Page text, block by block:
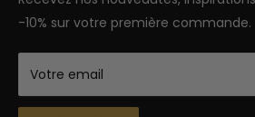
-10% sur votre première commande.
Votre email